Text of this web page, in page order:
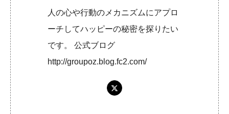
人の心や行動のメカニズムにアプロ
ーチしてハッピーの秘密を探りたい
です。 公式ブログ
http://groupoz.blog.fc2.com/